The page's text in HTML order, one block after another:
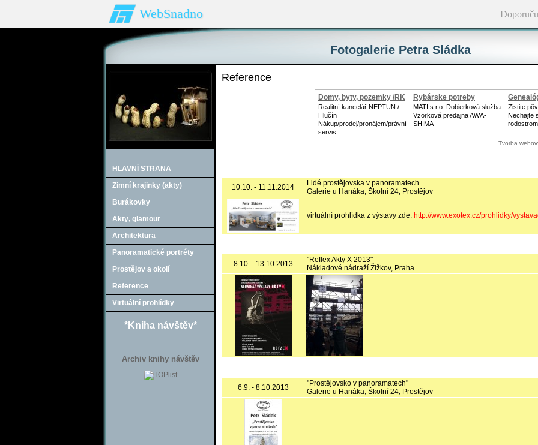
WebSnadno
Fotogalerie Petra Sládka
HLAVNÍ STRANA
Zimní krajinky (akty)
Burákovky
Akty‚ glamour
Architektura
Panoramatické portréty
Prostějov a okolí
Reference
Virtuální prohlídky
*Kniha návštěv*
Archiv knihy návštěv
Reference
Domy, byty, pozemky /RK
Realitní kancelář NEPTUN /
Hlučín
Nákup/prodej/pronájem/právní
servis
Rybárske potreby
MATI s.r.o. Dobierková služba
Vzorková predajna AWA-
SHIMA
Zistite
Nechajte
rodostrom
Tvorba
10.10. - 11.11.2014
Lidé prostějovska v panoramatech
Galerie u Hanáka, Školní 24, Prostějov
virtuální prohlídka z výstavy zde: http://www.exotex.cz/prohlidky/
8.10. - 13.10.2013
"Reflex Akty X 2013"
Nákladové nádraží Žižkov, Praha
6.9. - 8.10.2013
"Prostějovsko v panoramatech"
Galerie u Hanáka, Školní 24, Prostějov